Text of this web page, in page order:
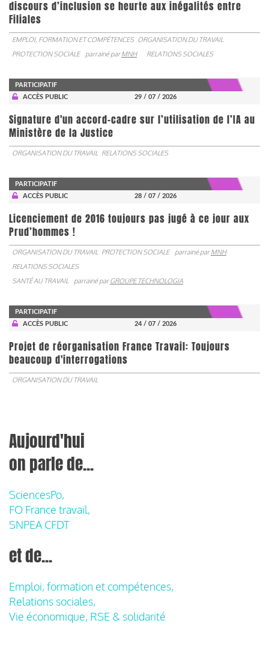
discours d’inclusion se heurte aux inégalités entre
Filiales
EMPLOI, FORMATION ET COMPÉTENCES ORGANISATION DU TRAVAIL
PROTECTION SOCIALE
parrainé parMNH RELATIONS SOCIALES
PARTICIPATIF
ACCÈS PUBLIC
29 / 07 / 2026
Signature d'un accord-cadre sur l’utilisation de l’IA au
Ministère de la Justice
ORGANISATION DU TRAVAIL RELATIONS SOCIALES
PARTICIPATIF
ACCÈS PUBLIC
28 / 07 / 2026
Licenciement de 2016 toujours pas jugé à ce jour aux
Prud’hommes !
ORGANISATION DU TRAVAIL PROTECTION SOCIALE parrainé parMNH
RELATIONS SOCIALES
SANTÉ AU TRAVAIL
parrainé parGROUPE TECHNOLOGIA
PARTICIPATIF
ACCÈS PUBLIC
24 / 07 / 2026
Projet de réorganisation France Travail: Toujours
beaucoup d'interrogations
ORGANISATION DU TRAVAIL
Aujourd'hui
on parle de...
SciencesPo,
FO France travail,
SNPEA CFDT
et de...
Emploi, formation et compétences,
Relations sociales,
Vie économique, RSE & solidarité